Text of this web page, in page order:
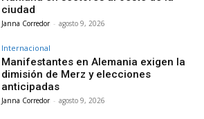
ciudad
Janna Corredor - agosto 9, 2026
Internacional
Manifestantes en Alemania exigen la
dimisión de Merz y elecciones
anticipadas
Janna Corredor - agosto 9, 2026